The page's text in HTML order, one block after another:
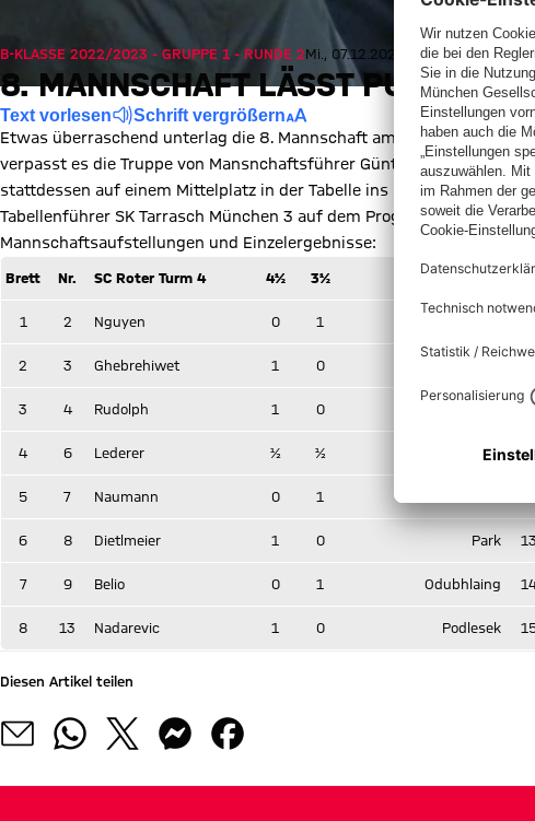
B-KLASSE 2022/2023 - GRUPPE 1 - RUNDE 2Mi., 07.12.2022, 22:30 UTC
8. MANNSCHAFT LÄSST PUNKTE
Text vorlesen Schrift vergrößern
Etwas überraschend unterlag die 8. Mannschaft am Mittwochabend
verpasst es die Truppe von Mansnchaftsführer Günter Schütz, sich
stattdessen auf einem Mittelplatz in der Tabelle ins neue Jahr, in
Tabellenführer SK Tarrasch München 3 auf dem Programm steht.
Mannschaftsaufstellungen und Einzelergebnisse:
Brett Nr. SC Roter Turm 4 4½ 3½ FC Bayern 8
1 2 Nguyen 0 1
2 3 Ghebrehiwet 1 0
3 4 Rudolph 1 0
4 6 Lederer ½ ½ Stein 6
5 7 Naumann 0 1
6 8 Dietlmeier 1 0 Park 13
7 9 Belio 0 1 Odubhlaing
8 13 Nadarevic 1 0 Podlesek
Diesen Artikel teilen